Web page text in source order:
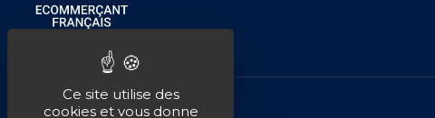
NOS MARQUES
Ce site utilise des
cookies et vous donne